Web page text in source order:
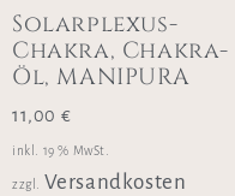
Solarplexus-
Chakra, Chakra-
Öl, MANIPURA
11,00 €
inkl. 19 % MwSt.
zzgl. Versandkosten